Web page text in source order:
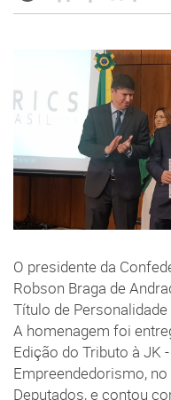
O presidente da
Robson Braga de
Título de Personalidade
A homenagem foi
Edição do Tributo à JK
Empreendedorismo,
Deputados, e contou